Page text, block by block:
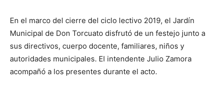
En el marco del cierre del ciclo lectivo 2019, el Jardín
Municipal de Don Torcuato disfrutó de un festejo junto a
sus directivos, cuerpo docente, familiares, niños y
autoridades municipales. El intendente Julio Zamora
acompañó a los presentes durante el acto.